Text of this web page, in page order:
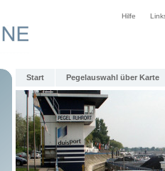
Hilfe
Start Pegelauswahl über Karte